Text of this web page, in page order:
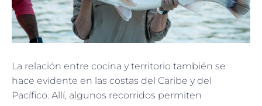
La relación entre cocina y territorio también se
hace evidente en las costas del Caribe y del
Pacífico. Allí, algunos recorridos permiten